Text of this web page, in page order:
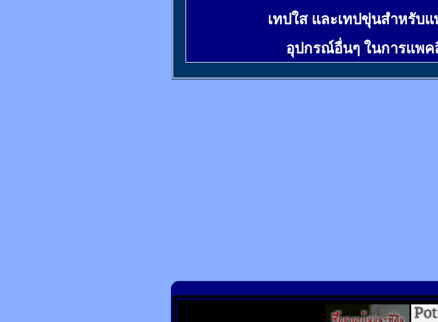
เทปใส และเทปขุ่นสำหรับ
อุปกรณ์อื่นๆ ในการแพค